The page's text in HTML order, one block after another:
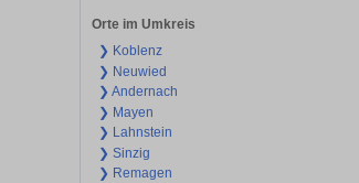
Orte im Umkreis
❯ Koblenz
❯ Neuwied
❯ Andernach
❯ Mayen
❯ Lahnstein
❯ Sinzig
❯ Remagen